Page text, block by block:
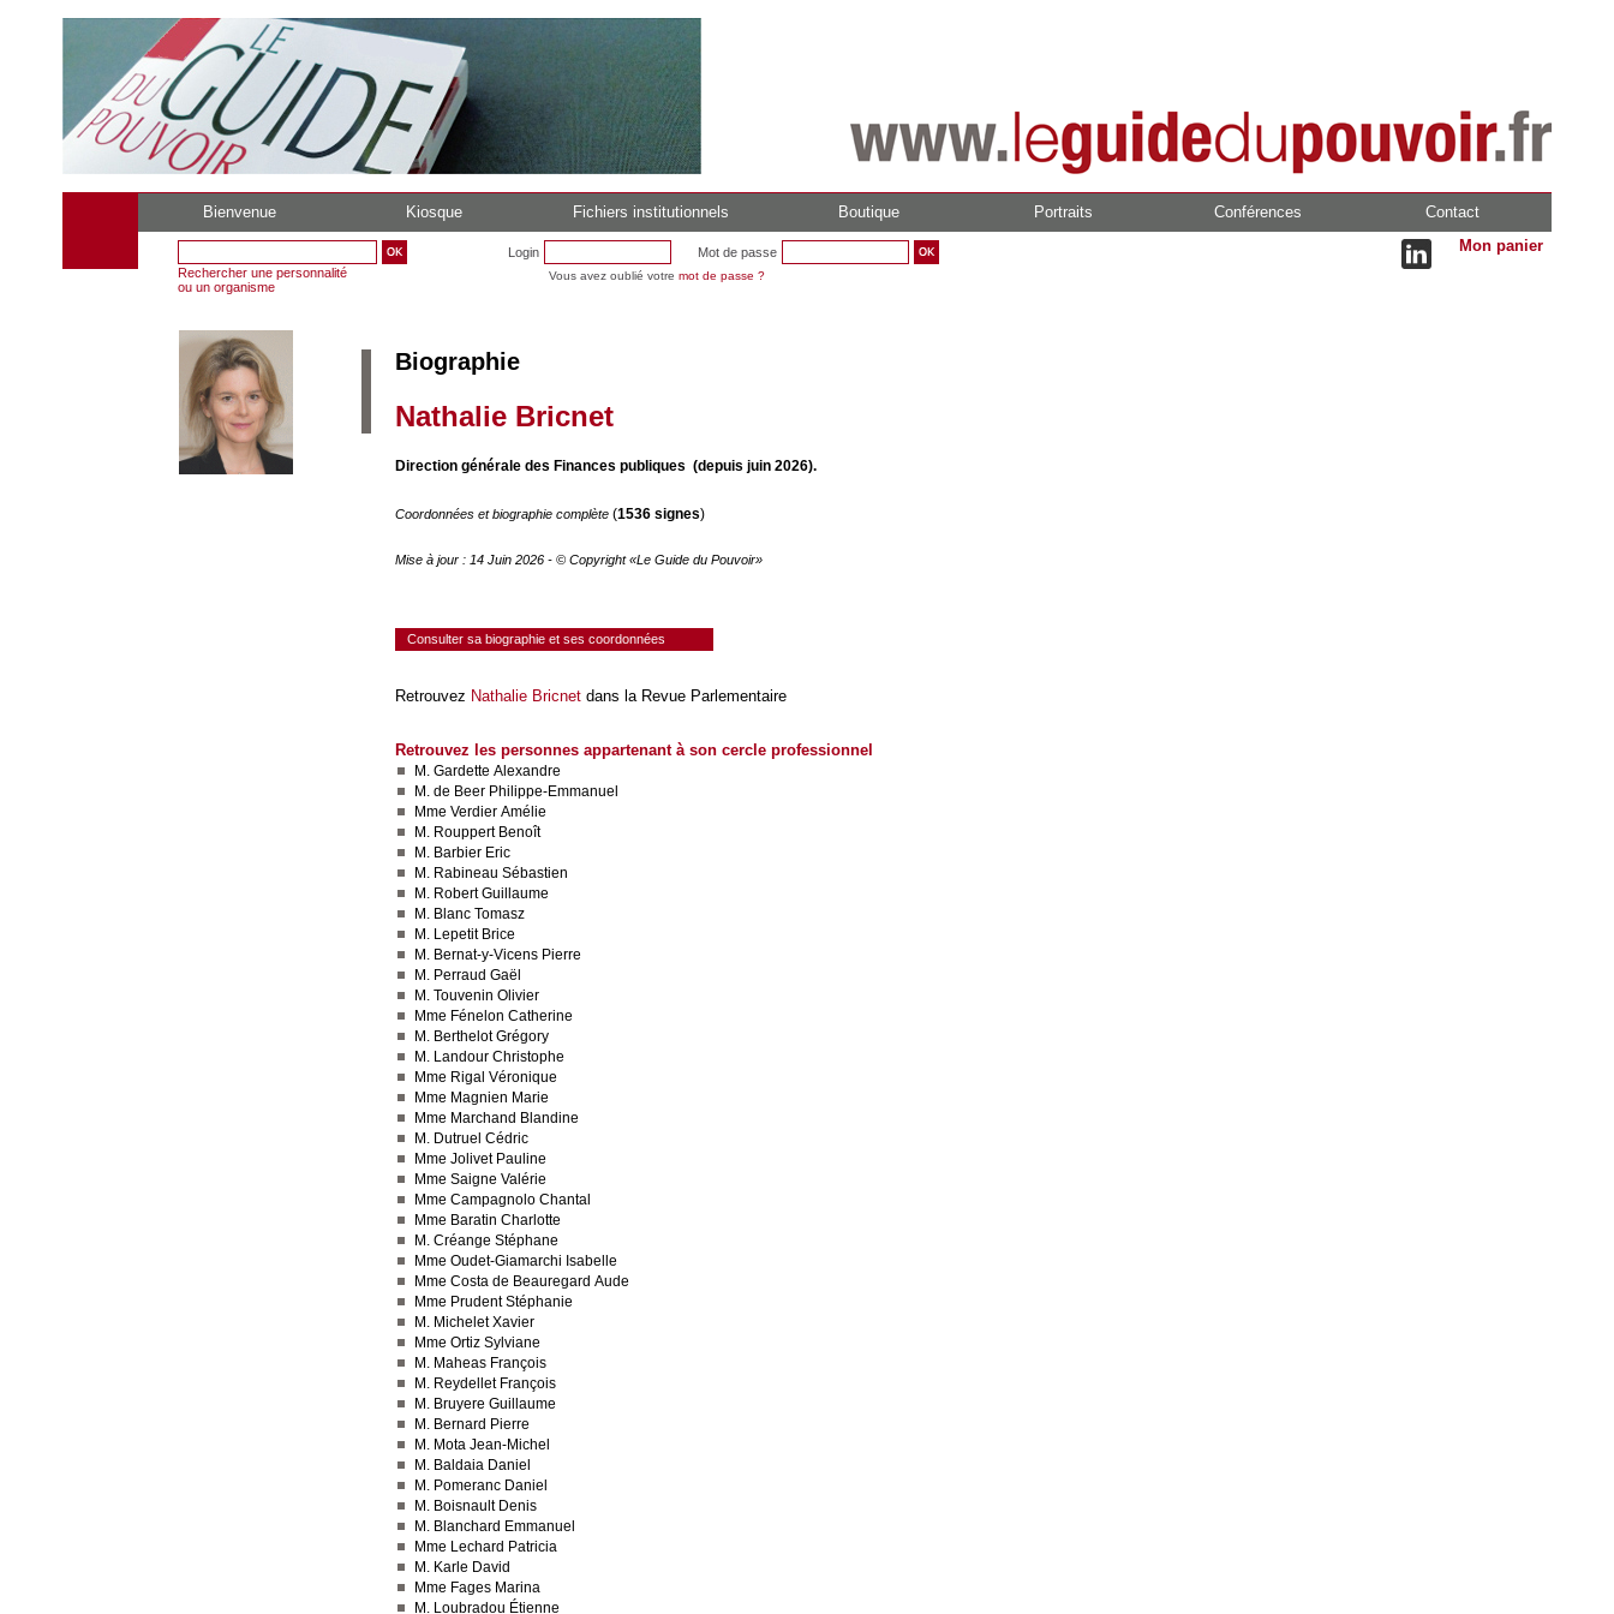
Bienvenue Kiosque Fichiers institutionnels Boutique Portraits Conférences Contact
Rechercher une personnalité
ou un organisme
Login Mot de passe
Vous avez oublié votre mot de passe ?
Mon panier
Biographie
Nathalie Bricnet
Direction générale des Finances publiques (depuis juin 2026).
Coordonnées et biographie complète (1536 signes)
Mise à jour : 14 Juin 2026 - © Copyright «Le Guide du Pouvoir»
Consulter sa biographie et ses coordonnées
Retrouvez Nathalie Bricnet dans la Revue Parlementaire
Retrouvez les personnes appartenant à son cercle professionnel
M. Gardette Alexandre
M. de Beer Philippe-Emmanuel
Mme Verdier Amélie
M. Rouppert Benoît
M. Barbier Eric
M. Rabineau Sébastien
M. Robert Guillaume
M. Blanc Tomasz
M. Lepetit Brice
M. Bernat-y-Vicens Pierre
M. Perraud Gaël
M. Touvenin Olivier
Mme Fénelon Catherine
M. Berthelot Grégory
M. Landour Christophe
Mme Rigal Véronique
Mme Magnien Marie
Mme Marchand Blandine
M. Dutruel Cédric
Mme Jolivet Pauline
Mme Saigne Valérie
Mme Campagnolo Chantal
Mme Baratin Charlotte
M. Créange Stéphane
Mme Oudet-Giamarchi Isabelle
Mme Costa de Beauregard Aude
Mme Prudent Stéphanie
M. Michelet Xavier
Mme Ortiz Sylviane
M. Maheas François
M. Reydellet François
M. Bruyere Guillaume
M. Bernard Pierre
M. Mota Jean-Michel
M. Baldaia Daniel
M. Pomeranc Daniel
M. Boisnault Denis
M. Blanchard Emmanuel
Mme Lechard Patricia
M. Karle David
Mme Fages Marina
M. Loubradou Étienne